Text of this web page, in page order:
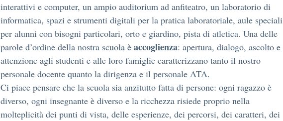
interattivi e computer, un ampio auditorium ad anfiteatro, un laboratorio di
informatica, spazi e strumenti digitali per la pratica laboratoriale, aule speciali
per alunni con bisogni particolari, orto e giardino, pista di atletica. Una delle
parole d’ordine della nostra scuola è accoglienza: apertura, dialogo, ascolto e
attenzione agli studenti e alle loro famiglie caratterizzano tanto il nostro
personale docente quanto la dirigenza e il personale ATA.
Ci piace pensare che la scuola sia anzitutto fatta di persone: ogni ragazzo è
diverso, ogni insegnante è diverso e la ricchezza risiede proprio nella
molteplicità dei punti di vista, delle esperienze, dei percorsi, dei caratteri, dei